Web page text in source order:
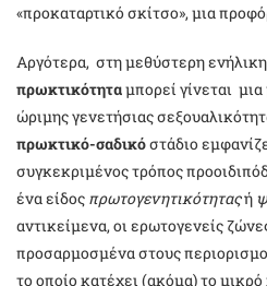
«προκαταρτικό σκίτσο», μια
Αργότερα, στη μεθύστερη
πρωκτικότηταμπορεί γίνεται
ώριμης γενετήσιας
πρωκτικό-σαδικόστάδιο
συγκεκριμένος τρόπος
ένα είδος πρωτογενητικότηταςή
αντικείμενα, οι ερωτογενείς
προσαρμοσμένα στους
το οποίο κατέχει (ακόμα) το